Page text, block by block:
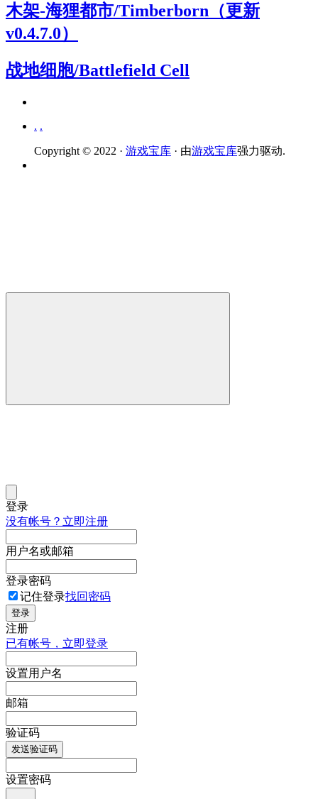
木架-海狸都市/Timberborn（更新
v0.4.7.0）
战地细胞/Battlefield Cell
. .
Copyright © 2022 · 游戏宝库 · 由游戏宝库强力驱动.
登录
没有帐号？立即注册
用户名或邮箱
登录密码
记住登录找回密码
登录
注册
已有帐号，立即登录
设置用户名
邮箱
验证码
发送验证码
设置密码